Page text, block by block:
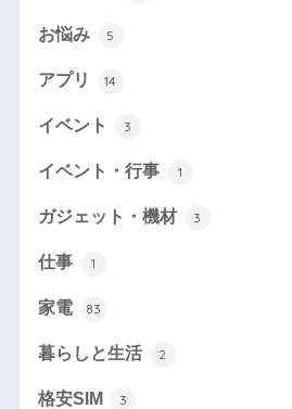
お悩み 5
アプリ 14
イベント 3
イベント・行事 1
ガジェット・機材 3
仕事 1
家電 83
暮らしと生活 2
格安SIM 3